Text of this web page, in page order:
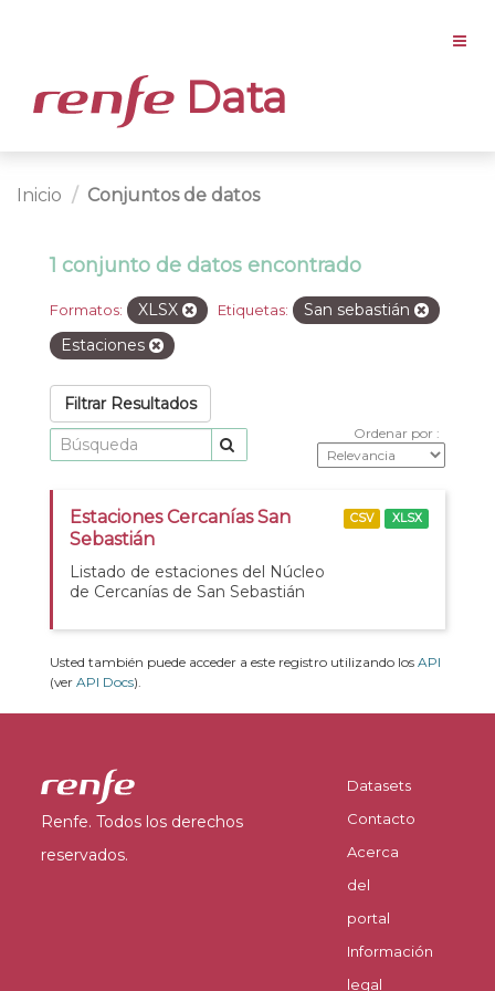
Data
Inicio Conjuntos de datos
1 conjunto de datos encontrado
Formatos: XLSX Etiquetas:
San sebastián
Estaciones
Filtrar Resultados
Ordenar por
Estaciones Cercanías San
Sebastián
Listado de estaciones del Núcleo
de Cercanías de San Sebastián
CSV XLSX
Usted también puede acceder a este registro utilizando los API
(ver API Docs).
Renfe. Todos los derechos
reservados.
Datasets
Contacto
Acerca
del
portal
Información
legal